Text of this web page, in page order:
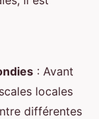
: Avant
locales
différentes